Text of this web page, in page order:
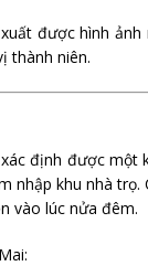
được hình
thành niên.
định được
nhập khu nhà
vào lúc nửa đêm.